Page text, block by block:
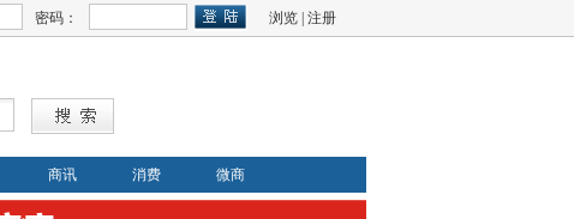
密码： 浏览 注册
商讯 消费 微商